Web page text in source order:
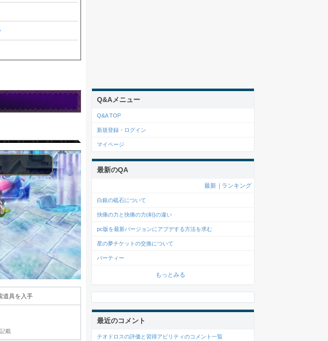
道具を入手
載
Q&Aメニュー
Q&A TOP
新規登録・ログイン
マイページ
最新のQA
最新 ランキング
白銀の砥石について
抉痛の力と抉痛の力(剣)の違い
pc版を最新バージョンにアプデする方法を求む
星の夢チケットの交換について
パーティー
もっとみる
最近のコメント
テオドロスの評価と習得アビリティのコメント一覧